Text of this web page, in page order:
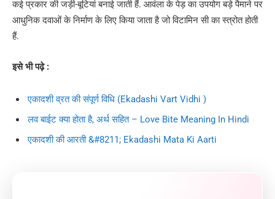
कई प्रकार की जड़ी-बूटियां बनाई जाती हैं. आवंला के पेड़ का उपयोग बड़े पैमाने पर
आधुनिक दवाओं के निर्माण के लिए किया जाता है जो विटामिन सी का स्त्रोत होती
हैं.
इसे भी पढ़े :
एकादशी व्रत की संपूर्ण विधि (Ekadashi Vart Vidhi )
लव बाईट क्या होता है, अर्थ सहित – Love Bite Meaning In Hindi
एकादशी की आरती &#8211; Ekadashi Mata Ki Aarti